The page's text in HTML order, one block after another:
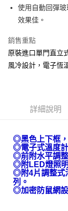
AFTEE先享後付
相關說明
AFTEE先享後付是
便利好安心！
１．簡單：不需註冊
２．便利：只要手機
結帳頁面，進行簡
ATM／網路銀行／等
※ 請注意：結帳手續
購買商品的店家。未
後付繳納相關費用。
※ 交易是否成功請以
是否繳費成功／繳費
客戶支援中心」
運送方式
宅配(請注意配件
免運費
使用自動回彈
效果佳。
銷售重點
原裝進口單門直立
風冷設計，電子恆
詳細說明
◎黑色上下框
◎電子式溫度
◎前附水平調
◎附LED燈照
◎附4片調整
列。
◎加密防鼠網